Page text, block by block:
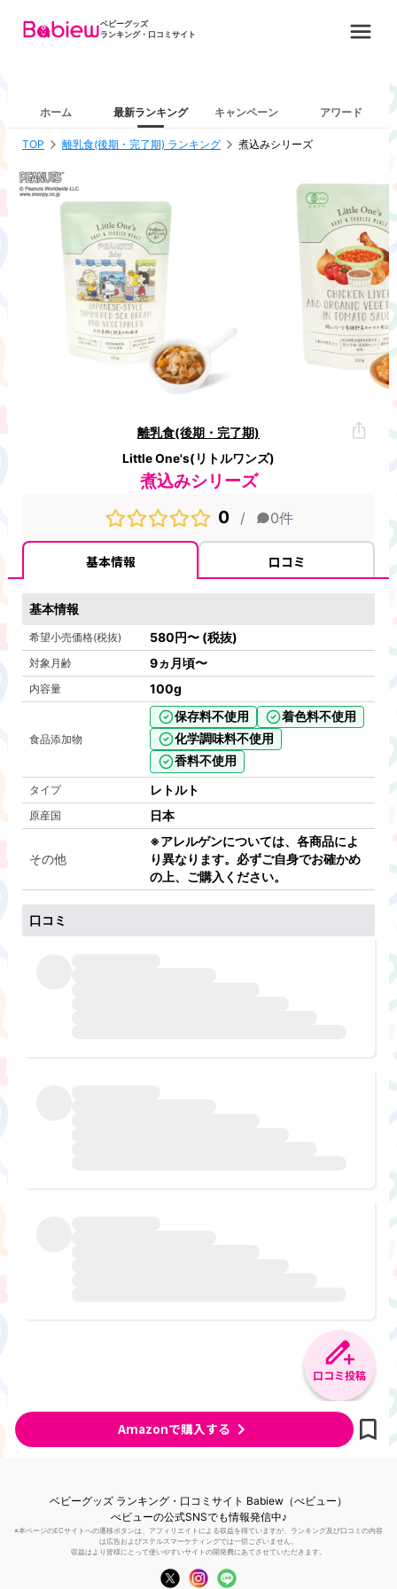
ベビーグッズ
ランキング・口コミサイト
ホーム 最新ランキング キャンペーン アワード
TOP 離乳食(後期・完了期) ランキング 煮込みシリーズ
離乳食(後期・完了期)
Little One's(リトルワンズ)
煮込みシリーズ
0
/ 0件
基本情報 口コミ
基本情報
希望小売価格(税抜) 580円〜 (税抜)
対象月齢 9ヵ月頃〜
内容量 100g
食品添加物
保存料不使用
着色料不使用
化学調味料不使用
香料不使用
タイプ レトルト
原産国 日本
その他
※アレルゲンについては、各商品によ
り異なります。必ずご自身でお確かめ
の上、ご購入ください。
口コミ
口コミ投稿
Amazonで購入する
ベビーグッズ ランキング・口コミサイト Babiew（べビュー）
べビューの公式SNSでも情報発信中♪
※本ページのECサイトへの遷移ボタンは、アフィリエイトによる収益を得ていますが、ランキング及び口コミの内容
は広告およびステルスマーケティングでは一切ございません。
収益はより皆様にとって使いやすいサイトの開発費にあてさせていただきます。